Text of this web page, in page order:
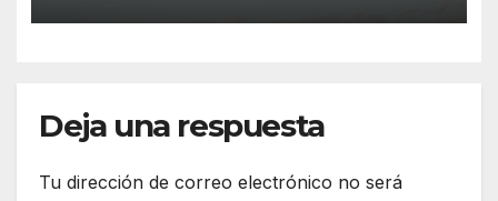
Deja una respuesta
Tu dirección de correo electrónico no será